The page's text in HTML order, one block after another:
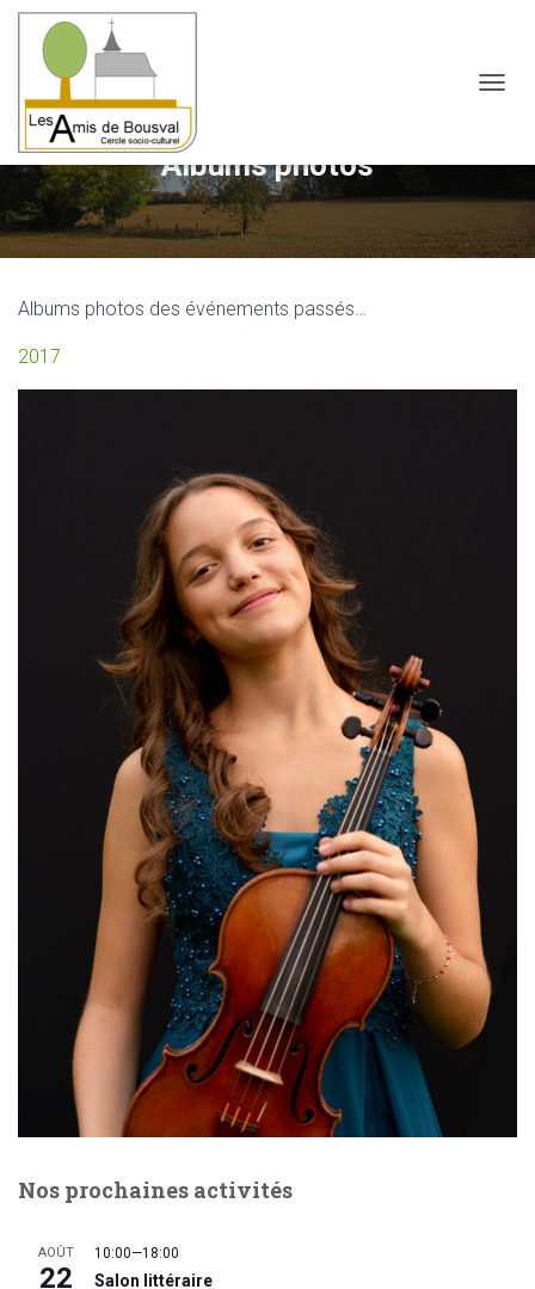
Albums photos
Albums photos des événements passés…
2017
Nos prochaines activités
AOÛT
22
10:00—18:00
Salon littéraire